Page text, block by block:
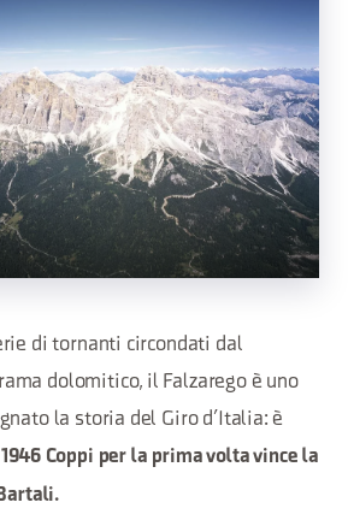
di tornanti circondati dal
dolomitico, il Falzarego è uno
la storia del Giro d’Italia: è
Coppi per la prima volta vince la